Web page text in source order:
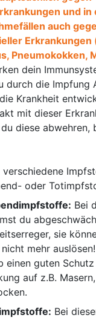
und in
auch
Erkrankungen
Pneumokokken,
dein
durch die Impfung
Krankheit
mit dieser
diese abwehren,
verschiedene
oder
Bei
du
sie
mehr
einen guten
auf z.B.
Bei